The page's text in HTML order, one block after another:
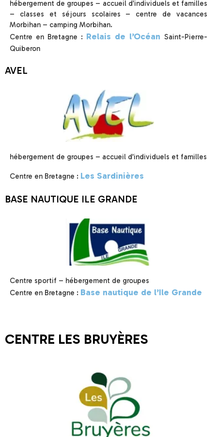
hébergement de groupes – accueil d’individuels et familles
– classes et séjours scolaires – centre de vacances
Morbihan – camping Morbihan.
Centre en Bretagne : Relais de l’Océan Saint-Pierre-
Quiberon
AVEL
hébergement de groupes – accueil d’individuels et familles
Centre en Bretagne : Les Sardinières
BASE NAUTIQUE ILE GRANDE
Centre sportif – hébergement de groupes
Centre en Bretagne : Base nautique de l’Ile Grande
CENTRE LES BRUYÈRES